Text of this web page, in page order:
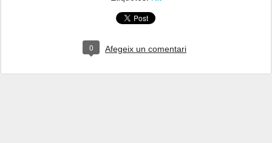
0 Afegeix un comentari